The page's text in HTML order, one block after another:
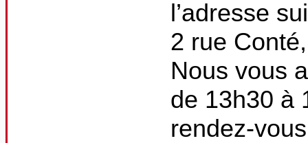
l’adresse
2 rue
Nous vous
de 13h30 à
rendez-